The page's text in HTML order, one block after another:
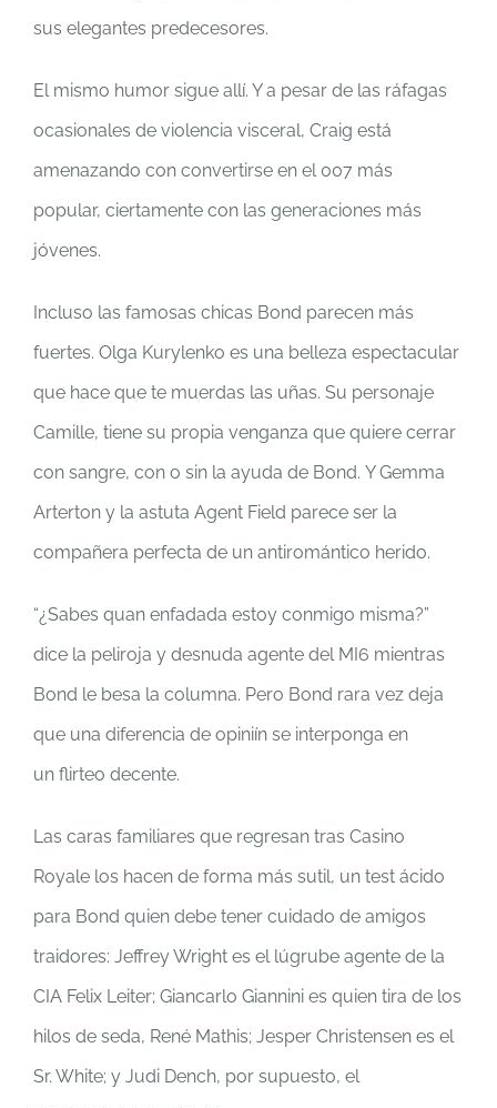
sus elegantes predecesores.
El mismo humor sigue allí. Y a pesar de las ráfagas
ocasionales de violencia visceral, Craig está
amenazando con convertirse en el 007 más
popular, ciertamente con las generaciones más
jóvenes.
Incluso las famosas chicas Bond parecen más
fuertes. Olga Kurylenko es una belleza espectacular
que hace que te muerdas las uñas. Su personaje
Camille, tiene su propia venganza que quiere cerrar
con sangre, con o sin la ayuda de Bond. Y Gemma
Arterton y la astuta Agent Field parece ser la
compañera perfecta de un antiromántico herido.
“¿Sabes quan enfadada estoy conmigo misma?”
dice la peliroja y desnuda agente del MI6 mientras
Bond le besa la columna. Pero Bond rara vez deja
que una diferencia de opiniín se interponga en
un flirteo decente.
Las caras familiares que regresan tras Casino
Royale los hacen de forma más sutil, un test ácido
para Bond quien debe tener cuidado de amigos
traidores: Jeffrey Wright es el lúgrube agente de la
CIA Felix Leiter; Giancarlo Giannini es quien tira de los
hilos de seda, René Mathis; Jesper Christensen es el
Sr. White; y Judi Dench, por supuesto, el